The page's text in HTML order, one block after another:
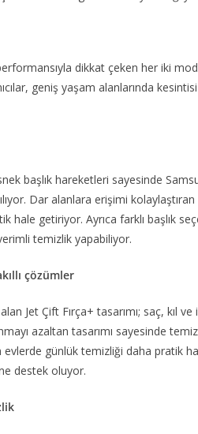
dikkat çeken her iki
geniş yaşam alanlarında
başlık hareketleri sayesinde
Dar alanlara erişimi
getiriyor. Ayrıca farklı başlık
temizlik yapabiliyor.
çözümler
Jet Çift Fırça+ tasarımı; saç, kıl
azaltan tasarımı sayesinde
evlerde günlük temizliği daha pratik
destek oluyor.